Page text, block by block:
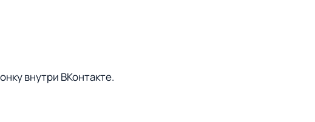
внутри ВКонтакте.